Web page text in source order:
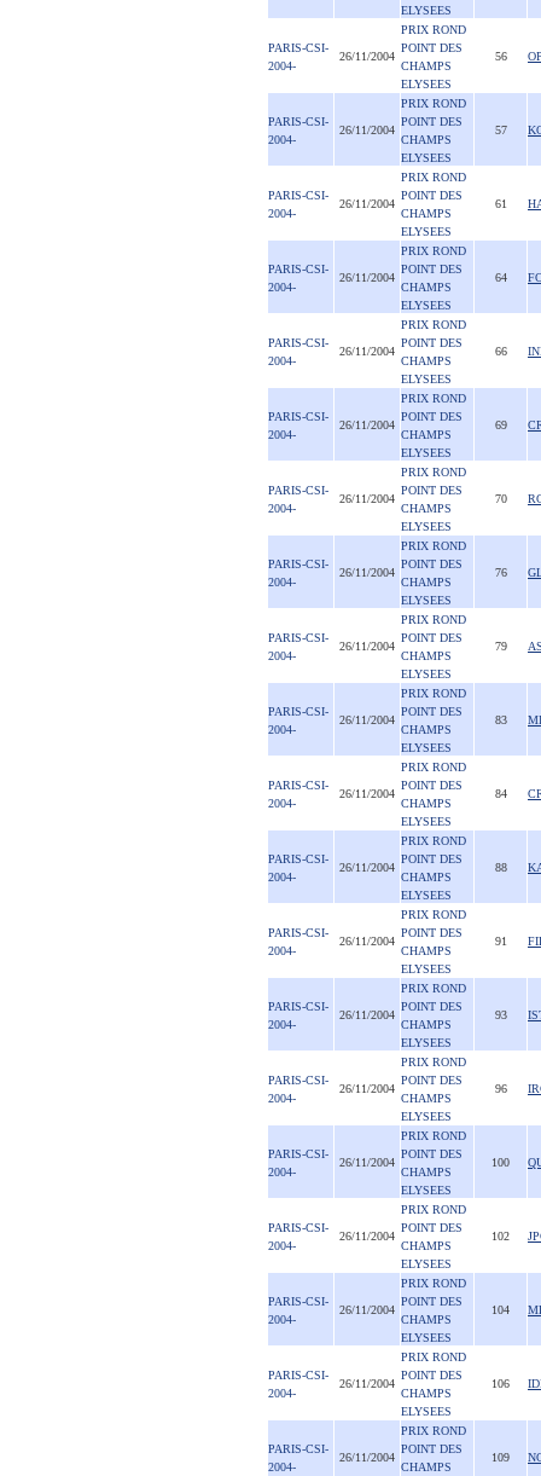
ELYSEES
PARIS-CSI-
2004-
26/11/2004
PRIX ROND
POINT DES
CHAMPS
ELYSEES
56
PARIS-CSI-
2004-
26/11/2004
PRIX ROND
POINT DES
CHAMPS
ELYSEES
57
PARIS-CSI-
2004-
26/11/2004
PRIX ROND
POINT DES
CHAMPS
ELYSEES
61
PARIS-CSI-
2004-
26/11/2004
PRIX ROND
POINT DES
CHAMPS
ELYSEES
64
PARIS-CSI-
2004-
26/11/2004
PRIX ROND
POINT DES
CHAMPS
ELYSEES
66
PARIS-CSI-
2004-
26/11/2004
PRIX ROND
POINT DES
CHAMPS
ELYSEES
69
PARIS-CSI-
2004-
26/11/2004
PRIX ROND
POINT DES
CHAMPS
ELYSEES
70
PARIS-CSI-
2004-
26/11/2004
PRIX ROND
POINT DES
CHAMPS
ELYSEES
76
PARIS-CSI-
2004-
26/11/2004
PRIX ROND
POINT DES
CHAMPS
ELYSEES
79
PARIS-CSI-
2004-
26/11/2004
PRIX ROND
POINT DES
CHAMPS
ELYSEES
83
PARIS-CSI-
2004-
26/11/2004
PRIX ROND
POINT DES
CHAMPS
ELYSEES
84
PARIS-CSI-
2004-
26/11/2004
PRIX ROND
POINT DES
CHAMPS
ELYSEES
88
PARIS-CSI-
2004-
26/11/2004
PRIX ROND
POINT DES
CHAMPS
ELYSEES
91
PARIS-CSI-
2004-
26/11/2004
PRIX ROND
POINT DES
CHAMPS
ELYSEES
93
PARIS-CSI-
2004-
26/11/2004
PRIX ROND
POINT DES
CHAMPS
ELYSEES
96
PARIS-CSI-
2004-
26/11/2004
PRIX ROND
POINT DES
CHAMPS
ELYSEES
100
PARIS-CSI-
2004-
26/11/2004
PRIX ROND
POINT DES
CHAMPS
ELYSEES
102
PARIS-CSI-
2004-
26/11/2004
PRIX ROND
POINT DES
CHAMPS
ELYSEES
104
PARIS-CSI-
2004-
26/11/2004
PRIX ROND
POINT DES
CHAMPS
ELYSEES
106
PARIS-CSI-
2004-
26/11/2004
PRIX ROND
POINT DES
CHAMPS
109